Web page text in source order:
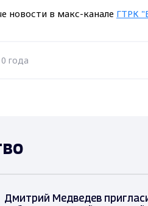
новости в макс-канале ГТРК
года
Дмитрий Медведев